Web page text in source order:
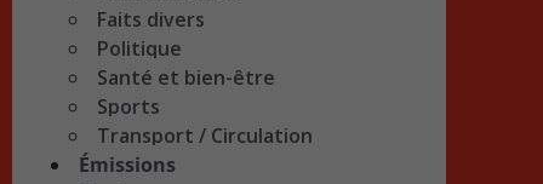
Faits divers
Politique
Santé et bien-être
Sports
Transport / Circulation
Émissions